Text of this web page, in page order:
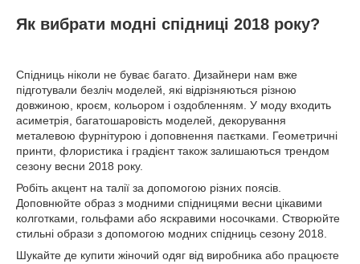
Як вибрати модні спідниці 2018 року?
Спідниць ніколи не буває багато. Дизайнери нам вже
підготували безліч моделей, які відрізняються різною
довжиною, кроєм, кольором і оздобленням. У моду входить
асиметрія, багатошаровість моделей, декорування
металевою фурнітурою і доповнення паєтками. Геометричні
принти, флористика і градієнт також залишаються трендом
сезону весни 2018 року.
Робіть акцент на талії за допомогою різних поясів.
Доповнюйте образ з модними спідницями весни цікавими
колготками, гольфами або яскравими носочками. Створюйте
стильні образи з допомогою модних спідниць сезону 2018.
Шукайте де купити жіночий одяг від виробника або працюєте